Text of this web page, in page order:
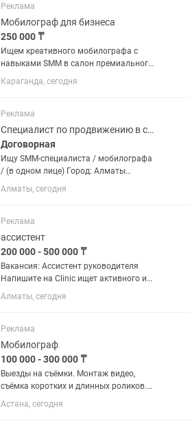
Заработная плата: 400 000 тг...
Реклама
Мобилограф для бизнеса
250 000 ₸
Ищем креативного мобилографа с
навыками SMM в салон премиального
керамогранита и сантехники Prime
Surface. Если ты любишь создавать
трендами и хочешь развиваться в
сфере...
Караганда, сегодня
Реклама
Специалист по продвижению в социальных сетях
Договорная
Ищу SMM-специалиста / мобилографа
/ (в одном лице) Город: Алматы
Формат: частичная/полная занятость
(обсуждается) Я начинаю развивать
специалиста, который поможет...
Алматы, сегодня
Реклама
ассистент
200 000 - 500 000 ₸
Вакансия: Ассистент руководителя
Напишите на Clinic ищет активного и
ответственного ассистента с навыками
SMM и мобилографии, который
клиники и организовывать...
Алматы, сегодня
Реклама
Мобилограф
100 000 - 300 000 ₸
Выезды на съёмки. Монтаж видео,
съёмка коротких и длинных роликов.
Взаимодействие с командой SMM и
маркетинга. Обращаться по номеру:
Астана, сегодня